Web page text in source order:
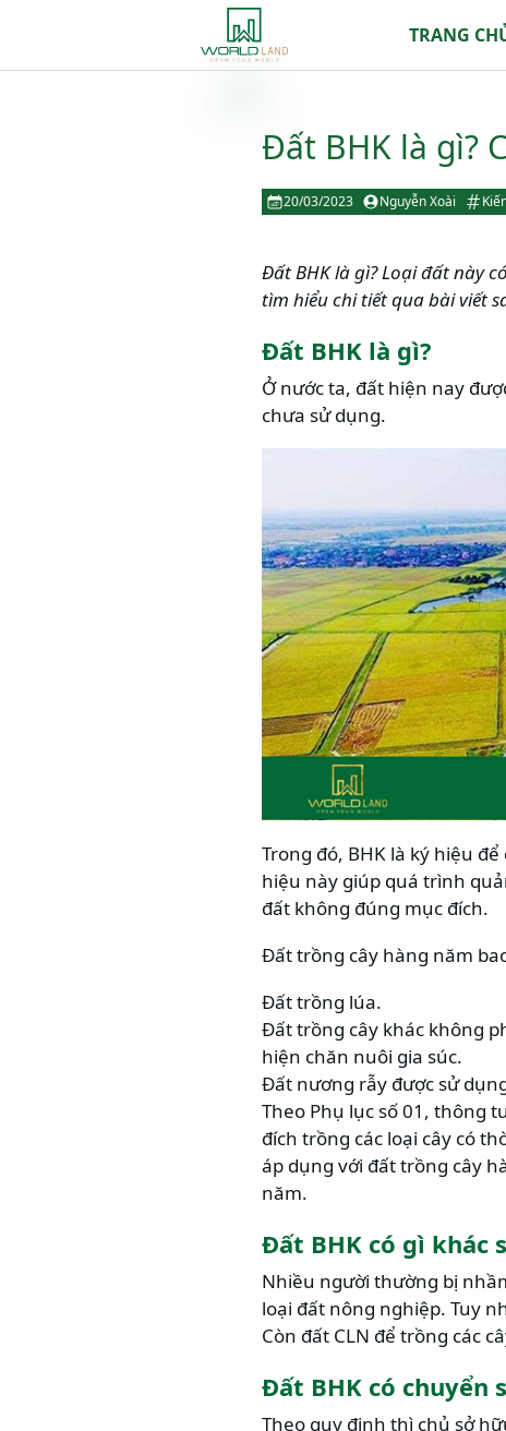
TRANG
Đất BHK là gì?
20/03/2023 Nguyễn Xoài
Đất BHK là gì? Loại đất này
tìm hiểu chi tiết qua bài viết
Đất BHK là gì?
Ở nước ta, đất hiện nay
chưa sử dụng.
Trong đó, BHK là ký hiệu
hiệu này giúp quá trình
đất không đúng mục đích.
Đất trồng cây hàng năm
Đất trồng lúa.
Đất trồng cây khác không
hiện chăn nuôi gia súc.
Đất nương rẫy được sử
Theo Phụ lục số 01, thông
đích trồng các loại cây có
áp dụng với đất trồng cây
năm.
Đất BHK có gì khác
Nhiều người thường bị
loại đất nông nghiệp. Tuy
Còn đất CLN để trồng các
Đất BHK có chuyển
Theo quy định thì chủ sở